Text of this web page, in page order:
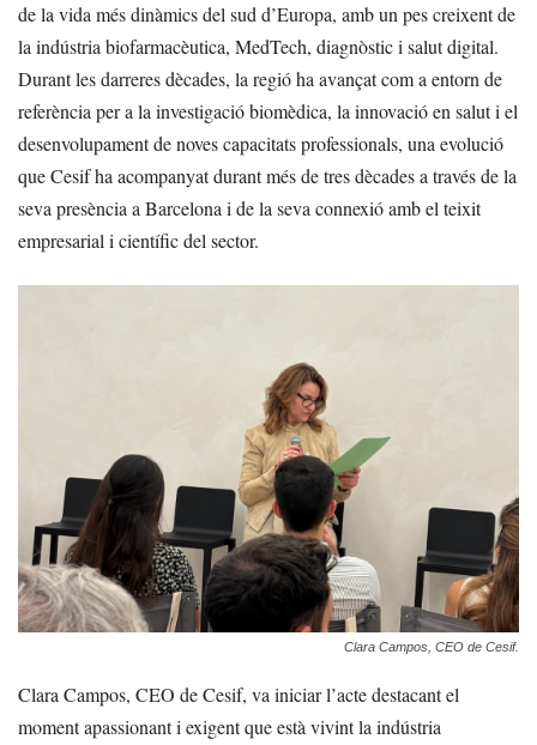
de la vida més dinàmics del sud d’Europa, amb un pes creixent de
la indústria biofarmacèutica, MedTech, diagnòstic i salut digital.
Durant les darreres dècades, la regió ha avançat com a entorn de
referència per a la investigació biomèdica, la innovació en salut i el
desenvolupament de noves capacitats professionals, una evolució
que Cesif ha acompanyat durant més de tres dècades a través de la
seva presència a Barcelona i de la seva connexió amb el teixit
empresarial i científic del sector.
Clara Campos, CEO de Cesif.
Clara Campos, CEO de Cesif, va iniciar l’acte destacant el
moment apassionant i exigent que està vivint la indústria